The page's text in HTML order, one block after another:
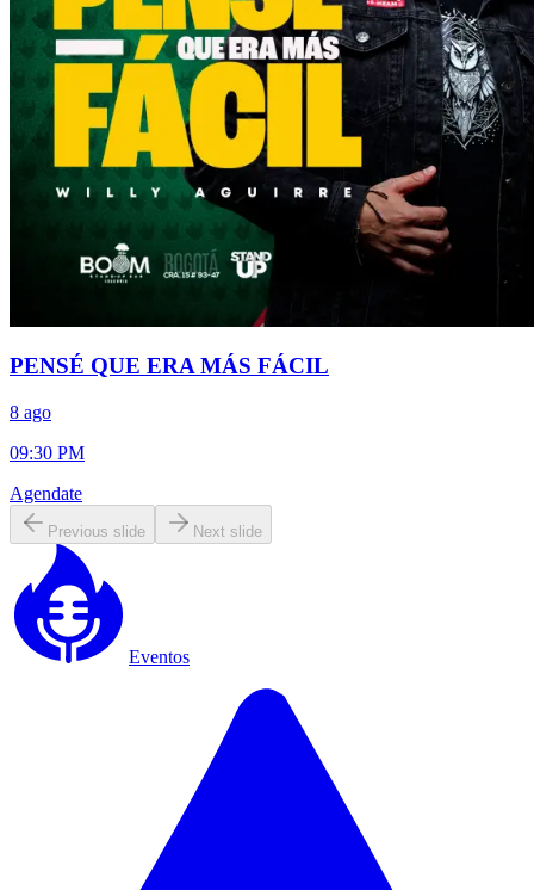
PENSÉ QUE ERA MÁS FÁCIL
8 ago
09:30 PM
Agendate
Previous slide Next slide
Eventos